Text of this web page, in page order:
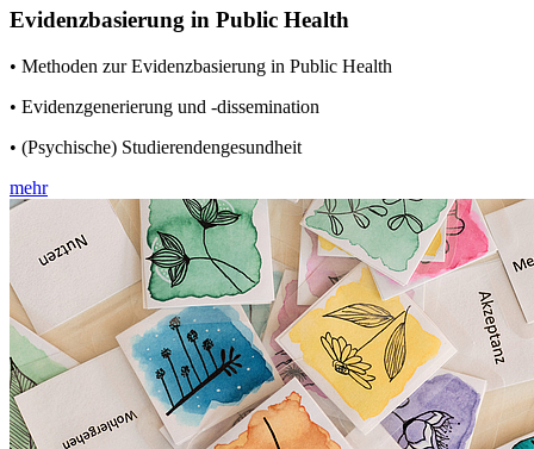
Evidenzbasierung in Public Health
• Methoden zur Evidenzbasierung in Public Health
• Evidenzgenerierung und -dissemination
• (Psychische) Studierendengesundheit
mehr